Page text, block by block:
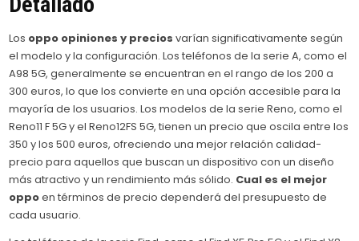
Los oppo opiniones y precios varían significativamente según
el modelo y la configuración. Los teléfonos de la serie A, como el
A98 5G, generalmente se encuentran en el rango de los 200 a
300 euros, lo que los convierte en una opción accesible para la
mayoría de los usuarios. Los modelos de la serie Reno, como el
Reno11 F 5G y el Reno12FS 5G, tienen un precio que oscila entre los
350 y los 500 euros, ofreciendo una mejor relación calidad-
precio para aquellos que buscan un dispositivo con un diseño
más atractivo y un rendimiento más sólido. Cual es el mejor
oppoen términos de precio dependerá del presupuesto de
cada usuario.